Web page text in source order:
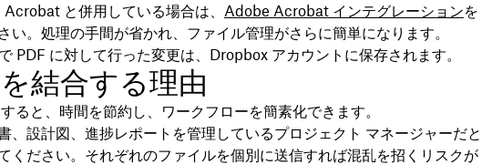
と併用している場合は、 Adobe Acrobat インテグレーションを
い。処理の手間が省かれ、ファイル管理がさらに簡単になります。
PDF に対して行った変更は、Dropbox アカウントに保存されます。
結合する理由
ると、時間を節約し、ワークフローを簡素化できます。
、設計図、進捗レポートを管理しているプロジェクト マネージャーだと
ください。それぞれのファイルを個別に送信すれば混乱を招くリスクが